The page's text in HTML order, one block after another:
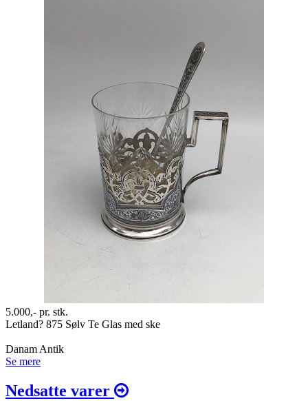
5.000,- pr. stk.
Letland? 875 Sølv Te Glas med ske
Danam Antik
Se mere
Nedsatte varer